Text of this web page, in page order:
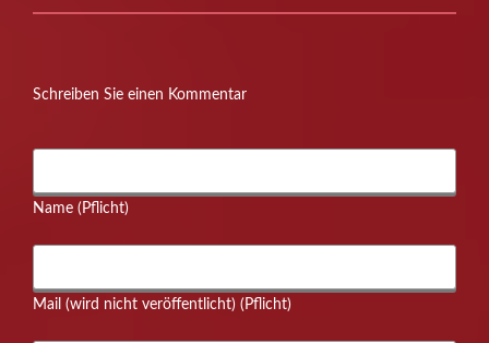
Schreiben Sie einen Kommentar
Name (Pflicht)
Mail (wird nicht veröffentlicht) (Pflicht)